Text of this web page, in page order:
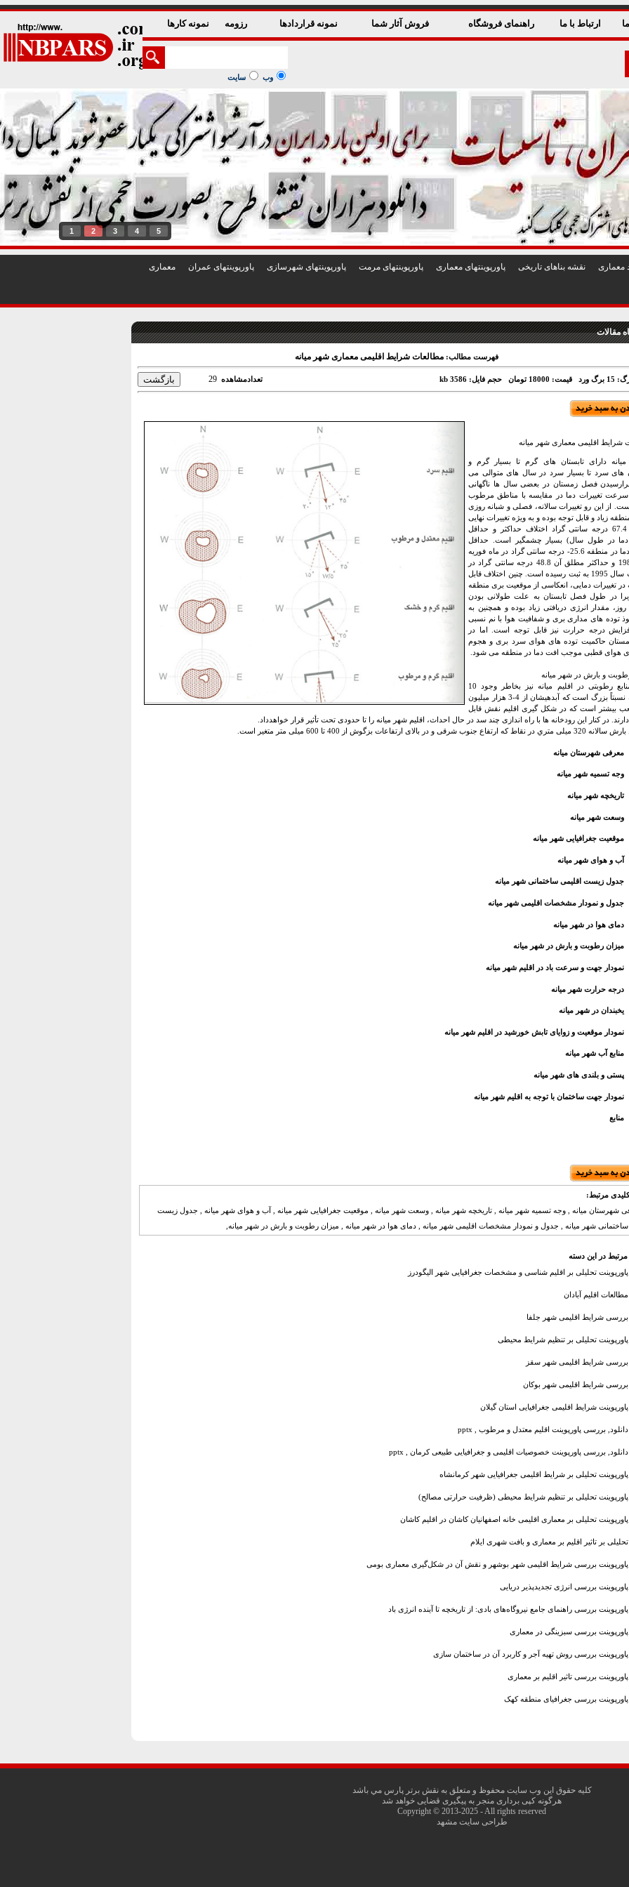
ارتباط با ما راهنمای فروشگاه فروش آثار شما نمونه قراردادها رزومه نمونه کارها
وب سایت
1 2 3 4 5
معماری نقشه بناهای تاريخی پاورپوينتهای معماری پاورپوينتهای مرمت پاورپوينتهای شهرسازی پاورپوينتهای عمران معماری
مقالات
فهرست مطالب: مطالعات شرایط اقلیمی معماری شهر میانه
ورد قیمت: 18000 تومان حجم فایل: 3586 kb تعدادمشاهده 29
شرایط اقلیمی معماری شهر میانه
دارای تابستان های گرم تا بسیار گرم و
های سرد تا بسیار سرد در سال های متوالی می
فصل زمستان در بعضی سال ها ناگهانی
سرعت تغییرات دما در مقایسه با مناطق مرطوب
از این رو تغییرات سالانه، فصلی و شبانه روزی
زیاد و قابل توجه بوده و به ویژه تغییرات نهایی
دما (با 67.4 درجه سانتی گراد اختلاف حداکثر و حداقل
در طول سال) بسیار چشمگیر است. حداقل
مطلق دما در منطقه 25.6- درجه سانتی گراد در ماه فوریه
سال 1989 و حداکثر مطلق آن 48.8 درجه سانتی گراد در
ماه اوت سال 1995 به ثبت رسیده است. چنین اختلاف قابل
در تغییرات دمایی، انعکاسی از موقعیت بری منطقه
در طول فصل تابستان به علت طولانی بودن
مقدار انرژی دریافتی زیاد بوده و همچنین به
توده های مداری بری و شفافیت هوا با نم نسبی
درجه حرارت نیز قابل توجه است. اما در
حاکمیت توده های هوای سرد بری و هجوم
هوای قطبی موجب افت دما در منطقه می شود.
و بارش در شهر میانه
نقش منابع رطوبتی در اقلیم میانه نیز بخاطر وجود 10
رودخانه نسبتاً بزرگ است که آبدهیشان از 4-3 هزار میلیون
بیشتر است که در شکل گیری اقلیم نقش قابل
در کنار این رودخانه ها با راه اندازی چند سد در حال احداث، اقلیم شهر میانه را تا حدودی تحت تأثیر قرار خواهدداد.
جنوب شرقی و در بالای ارتفاعات بزگوش از 400 تا 600 میلی متر متغیر است.
معرفی شهرستان میانه
وجه تسمیه شهر میانه
تاریخچه شهر میانه
وسعت شهر میانه
موقعیت جغرافیایی شهر میانه
آب و هوای شهر میانه
جدول زیست اقلیمی ساختمانی شهر میانه
جدول و نمودار مشخصات اقلیمی شهر میانه
دمای هوا در شهر میانه
میزان رطوبت و بارش در شهر میانه
نمودار جهت و سرعت باد در اقلیم شهر میانه
درجه حرارت شهر میانه
یخبندان در شهر میانه
نمودار موقعیت و زوایای تابش خورشید در اقلیم شهر میانه
منابع آب شهر میانه
پستی و بلندی های شهر میانه
نمودار جهت ساختمان با توجه به اقلیم شهر میانه
منابع
مرتبط:
شهرستان میانه , وجه تسمیه شهر میانه , تاریخچه شهر میانه , وسعت شهر میانه , موقعیت جغرافیایی شهر میانه , آب و هوای شهر میانه , جدول زیست
ساختمانی شهر میانه , جدول و نمودار مشخصات اقلیمی شهر میانه , دمای هوا در شهر میانه , میزان رطوبت و بارش در شهر میانه,
مرتبط در این دسته
پاورپوینت تحلیلی بر اقلیم شناسی و مشخصات جغرافیایی شهر الیگودرز
مطالعات اقلیم آبادان
بررسی شرایط اقلیمی شهر جلفا
پاورپوینت تحلیلی بر تنظیم شرایط محیطی
بررسی شرایط اقلیمی شهر سقز
بررسی شرایط اقلیمی شهر بوکان
پاورپوینت شرایط اقلیمی جغرافیایی استان گیلان
دانلود, بررسی پاورپوینت اقليم معتدل و مرطوب , pptx
دانلود, بررسی پاورپوینت خصوصیات اقلیمی و جغرافیایی طبیعی کرمان , pptx
پاورپوینت تحلیلی بر شرایط اقلیمی جغرافیایی شهر کرمانشاه
پاورپوینت تحلیلی بر تنظیم شرایط محیطی (ظرفیت حرارتی مصالح)
پاورپوینت تحلیلی بر معماری اقلیمی خانه اصفهانیان کاشان در اقلیم کاشان
تحلیلی بر تاثیر اقلیم بر معماری و بافت شهری ایلام
پاورپوینت بررسی شرایط اقلیمی شهر بوشهر و نقش آن در شکل‌گیری معماری بومی
پاورپوینت بررسی انرژی تجدیدپذیر دریایی
پاورپوینت بررسی راهنمای جامع نیروگاه‌های بادی: از تاریخچه تا آینده انرژی باد
پاورپوینت بررسی سبزینگی در معماری
پاورپوینت بررسی روش تهیه آجر و کاربرد آن در ساختمان سازی
پاورپوینت بررسی تاثیر اقلیم بر معماری
پاورپوینت بررسی جغرافیای منطقه کهک
کليه حقوق اين وب سايت محفوظ و متعلق به نقش برتر پارس مي باشد
هرگونه کپی برداری منجر به پیگیری قضایی خواهد شد
Copyright © 2013-2025 - All rights reserved
طراحی سایت مشهد